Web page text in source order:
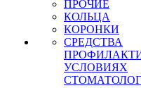
ПРОЧИЕ
КОЛЬЦА
КОРОНКИ
СРЕДСТВА
УСЛОВИЯХ